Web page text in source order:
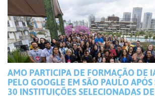
AMO PARTICIPA DE FORMAÇÃO DE
PELO GOOGLE EM SÃO PAULO
30 INSTITUIÇÕES SELECIONADAS